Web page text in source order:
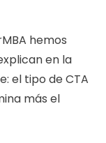
hemos
en la
el tipo de CTA
más el